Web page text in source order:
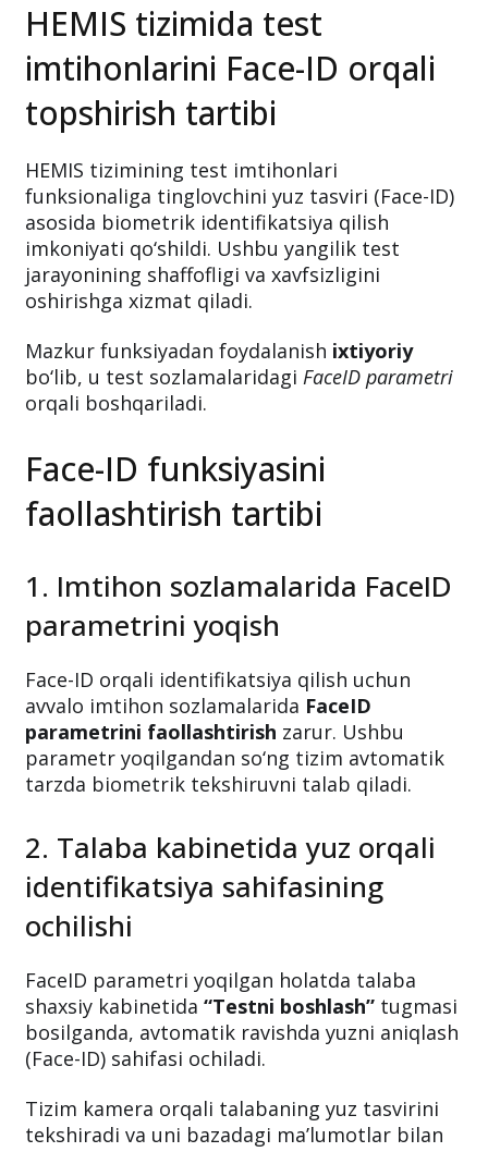
HEMIS tizimida test
imtihonlarini Face-ID orqali
topshirish tartibi
HEMIS tizimining test imtihonlari
funksionaliga tinglovchini yuz tasviri (Face-ID)
asosida biometrik identifikatsiya qilish
imkoniyati qo‘shildi. Ushbu yangilik test
jarayonining shaffofligi va xavfsizligini
oshirishga xizmat qiladi.
Mazkur funksiyadan foydalanish ixtiyoriy
bo‘lib, u test sozlamalaridagi FaceID parametri
orqali boshqariladi.
Face-ID funksiyasini
faollashtirish tartibi
1. Imtihon sozlamalarida FaceID
parametrini yoqish
Face-ID orqali identifikatsiya qilish uchun
avvalo imtihon sozlamalarida FaceID
parametrini faollashtirish zarur. Ushbu
parametr yoqilgandan so‘ng tizim avtomatik
tarzda biometrik tekshiruvni talab qiladi.
2. Talaba kabinetida yuz orqali
identifikatsiya sahifasining
ochilishi
FaceID parametri yoqilgan holatda talaba
shaxsiy kabinetida “Testni boshlash” tugmasi
bosilganda, avtomatik ravishda yuzni aniqlash
(Face-ID) sahifasi ochiladi.
Tizim kamera orqali talabaning yuz tasvirini
tekshiradi va uni bazadagi ma’lumotlar bilan